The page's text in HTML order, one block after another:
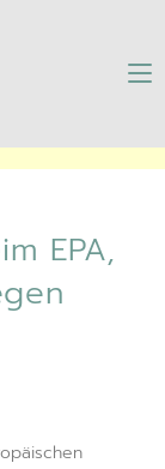
beim
EPA,